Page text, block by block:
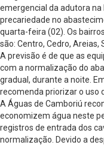
emergencial da adutora na
precariedade no
quarta-feira (02). Os
são: Centro, Cedro, Areias,
A previsão é de que as
com a normalização do
gradual, durante a noite.
recomenda priorizar o uso
A Águas de Camboriú
economizem água neste
registros de entrada dos
normalização. Devido a